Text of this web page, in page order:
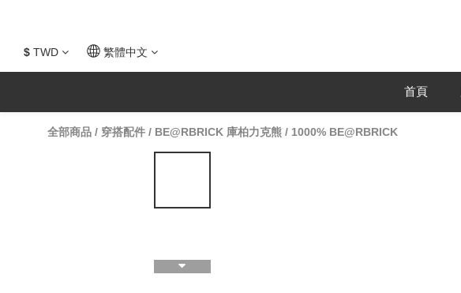
$ TWD 繁體中文
首頁
全部商品 / 穿搭配件 / BE@RBRICK 庫柏力克熊 / 1000% BE@RBRICK